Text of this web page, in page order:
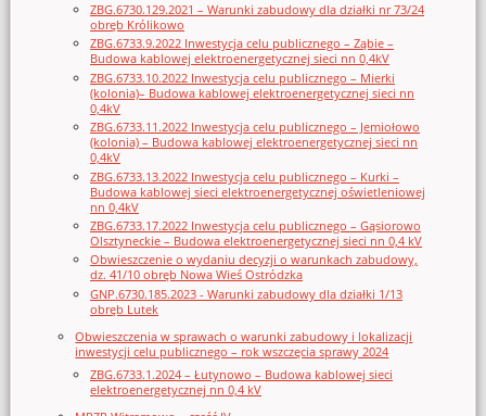
ZBG.6730.129.2021 – Warunki zabudowy dla działki nr 73/24
obręb Królikowo
ZBG.6733.9.2022 Inwestycja celu publicznego – Ząbie –
Budowa kablowej elektroenergetycznej sieci nn 0,4kV
ZBG.6733.10.2022 Inwestycja celu publicznego – Mierki
(kolonia)– Budowa kablowej elektroenergetycznej sieci nn
0,4kV
ZBG.6733.11.2022 Inwestycja celu publicznego – Jemiołowo
(kolonia) – Budowa kablowej elektroenergetycznej sieci nn
0,4kV
ZBG.6733.13.2022 Inwestycja celu publicznego – Kurki –
Budowa kablowej sieci elektroenergetycznej oświetleniowej
nn 0,4kV
ZBG.6733.17.2022 Inwestycja celu publicznego – Gąsiorowo
Olsztyneckie – Budowa elektroenergetycznej sieci nn 0,4 kV
Obwieszczenie o wydaniu decyzji o warunkach zabudowy,
dz. 41/10 obręb Nowa Wieś Ostródzka
GNP.6730.185.2023 - Warunki zabudowy dla działki 1/13
obręb Lutek
Obwieszczenia w sprawach o warunki zabudowy i lokalizacji
inwestycji celu publicznego – rok wszczęcia sprawy 2024
ZBG.6733.1.2024 – Łutynowo – Budowa kablowej sieci
elektroenergetycznej nn 0,4 kV